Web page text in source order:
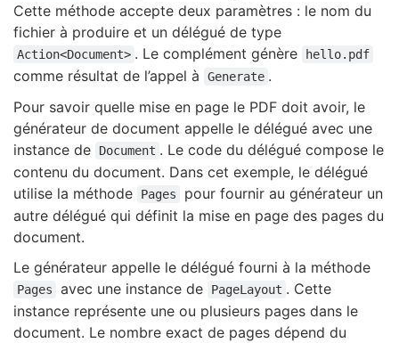
Cette méthode accepte deux paramètres : le nom du
fichier à produire et un délégué de type
Action<Document> . Le complément génère hello.pdf
comme résultat de l’appel à Generate .
Pour savoir quelle mise en page le PDF doit avoir, le
générateur de document appelle le délégué avec une
instance de
Document . Le code du délégué compose le
contenu du document. Dans cet exemple, le délégué
utilise la méthode
Pages
pour fournir au générateur un
autre délégué qui définit la mise en page des pages du
document.
Le générateur appelle le délégué fourni à la méthode
Pages avec une instance de PageLayout . Cette
instance représente une ou plusieurs pages dans le
document. Le nombre exact de pages dépend du